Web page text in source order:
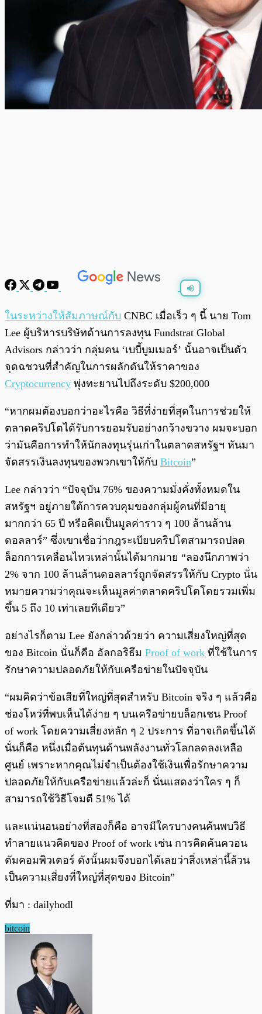
พร้อมเล่น 0:00
ในระหว่างให้สัมภาษณ์กับ CNBC เมื่อเร็ว ๆ นี้ นาย Tom
Lee ผู้บริหารบริษัทด้านการลงทุน Fundstrat Global
Advisors กล่าวว่า กลุ่มคน ‘เบบี้บูมเมอร์’ นั้นอาจเป็นตัว
จุดฉชวนที่สำคัญในการผลักดันให้ราคาของ
Cryptocurrency พุ่งทะยานไปถึงระดับ $200,000
“หากผมต้องบอกว่าอะไรคือ วิธีที่ง่ายที่สุดในการช่วยให้
ตลาดคริปโตได้รับการยอมรับอย่างกว้างขวาง ผมจะบอก
ว่ามันคือการทำให้นักลงทุนรุ่นเก่าในตลาดสหรัฐฯ หันมา
จัดสรรเงินลงทุนของพวกเขาให้กับ Bitcoin”
Lee กล่าวว่า “ปัจจุบัน 76% ของความมั่งคั่งทั้งหมดใน
สหรัฐฯ อยู่ภายใต้การควบคุมของกลุ่มผู้คนที่มีอายุ
มากกว่า 65 ปี หรือคิดเป็นมูลค่าราว ๆ 100 ล้านล้าน
ดอลลาร์” ซึ่งเขาเชื่อว่ากฎระเบียบคริปโตสามารถปลด
ล็อกการเคลื่อนไหวเหล่านั้นได้มากมาย “ลองนึกภาพว่า
2% จาก 100 ล้านล้านดอลลาร์ถูกจัดสรรให้กับ Crypto นั่น
หมายความว่าคุณจะเห็นมูลค่าตลาดคริปโตโดยรวมเพิ่ม
ขึ้น 5 ถึง 10 เท่าเลยทีเดียว”
อย่างไรก็ตาม Lee ยังกล่าวด้วยว่า ความเสี่ยงใหญ่ที่สุด
ของ Bitcoin นั่นก็คือ อัลกอริธึม Proof of work ที่ใช้ในการ
รักษาความปลอดภัยให้กับเครือข่ายในปัจจุบัน
“ผมคิดว่าข้อเสียที่ใหญ่ที่สุดสำหรับ Bitcoin จริง ๆ แล้วคือ
ช่องโหว่ที่พบเห็นได้ง่าย ๆ บนเครือข่ายบล็อกเชน Proof
of work โดยความเสี่ยงหลัก ๆ 2 ประการ ที่อาจเกิดขึ้นได้
นั่นก็คือ หนึ่งเมื่อต้นทุนด้านพลังงานทั่วโลกลดลงเหลือ
ศูนย์ เพราะหากคุณไม่จำเป็นต้องใช้เงินเพื่อรักษาความ
ปลอดภัยให้กับเครือข่ายแล้วล่ะก็ นั่นแสดงว่าใคร ๆ ก็
สามารถใช้วิธีโจมตี 51% ได้
และแน่นอนอย่างที่สองก็คือ อาจมีใครบางคนค้นพบวิธี
ทำลายแนวคิดของ Proof of work เช่น การคิดค้นควอน
ตัมคอมพิวเตอร์ ดังนั้นผมจึงบอกได้เลยว่าสิ่งเหล่านี้ล้วน
เป็นความเสี่ยงที่ใหญ่ที่สุดของ Bitcoin”
ที่มา : dailyhodl
bitcoin